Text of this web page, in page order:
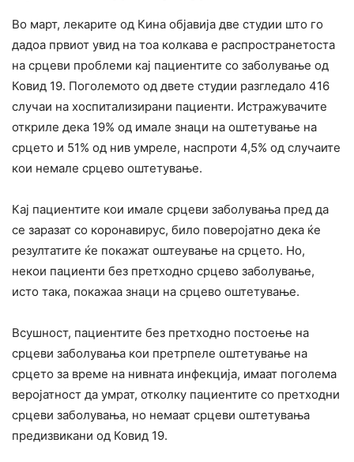
Во март, лекарите од Кина објавија две студии што го
дадоа првиот увид на тоа колкава е распространетоста
на срцеви проблеми кај пациентите со заболување од
Ковид 19. Поголемото од двете студии разгледало 416
случаи на хоспитализирани пациенти. Истражувачите
откриле дека 19% од имале знаци на оштетување на
срцето и 51% од нив умреле, наспроти 4,5% од случаите
кои немале срцево оштетување.
Кај пациентите кои имале срцеви заболувања пред да
се заразат со коронавирус, било поверојатно дека ќе
резултатите ќе покажат оштеување на срцето. Но,
некои пациенти без претходно срцево заболување,
исто така, покажаа знаци на срцево оштетување.
Всушност, пациентите без претходно постоење на
срцеви заболувања кои претрпеле оштетување на
срцето за време на нивната инфекција, имаат поголема
веројатност да умрат, отколку пациентите со претходни
срцеви заболувања, но немаат срцеви оштетувања
предизвикани од Ковид 19.